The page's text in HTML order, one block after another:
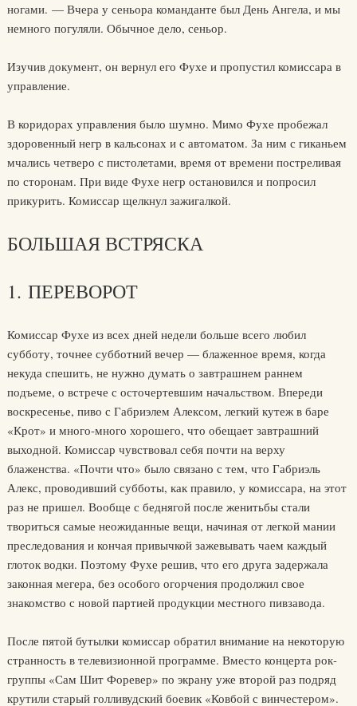
ногами. — Вчера у сеньора команданте был День Ангела, и мы
немного погуляли. Обычное дело, сеньор.
Изучив документ, он вернул его Фухе и пропустил комиссара в
управление.
В коридорах управления было шумно. Мимо Фухе пробежал
здоровенный негр в кальсонах и с автоматом. За ним с гиканьем
мчались четверо с пистолетами, время от времени постреливая
по сторонам. При виде Фухе негр остановился и попросил
прикурить. Комиссар щелкнул зажигалкой.
БОЛЬШАЯ ВСТРЯСКА
1. ПЕРЕВОРОТ
Комиссар Фухе из всех дней недели больше всего любил
субботу, точнее субботний вечер — блаженное время, когда
некуда спешить, не нужно думать о завтрашнем раннем
подъеме, о встрече с осточертевшим начальством. Впереди
воскресенье, пиво с Габриэлем Алексом, легкий кутеж в баре
«Крот» и много-много хорошего, что обещает завтрашний
выходной. Комиссар чувствовал себя почти на верху
блаженства. «Почти что» было связано с тем, что Габриэль
Алекс, проводивший субботы, как правило, у комиссара, на этот
раз не пришел. Вообще с беднягой после женитьбы стали
твориться самые неожиданные вещи, начиная от легкой мании
преследования и кончая привычкой зажевывать чаем каждый
глоток водки. Поэтому Фухе решив, что его друга задержала
законная мегера, без особого огорчения продолжил свое
знакомство с новой партией продукции местного пивзавода.
После пятой бутылки комиссар обратил внимание на некоторую
странность в телевизионной программе. Вместо концерта рок-
группы «Сам Шит Форевер» по экрану уже второй раз подряд
крутили старый голливудский боевик «Ковбой с винчестером».